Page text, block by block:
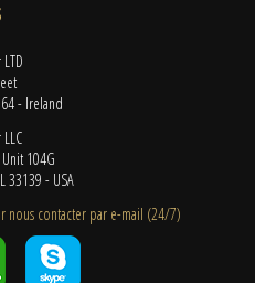
- Ireland
104G
33139 - USA
nous contacter par e-mail (24/7)